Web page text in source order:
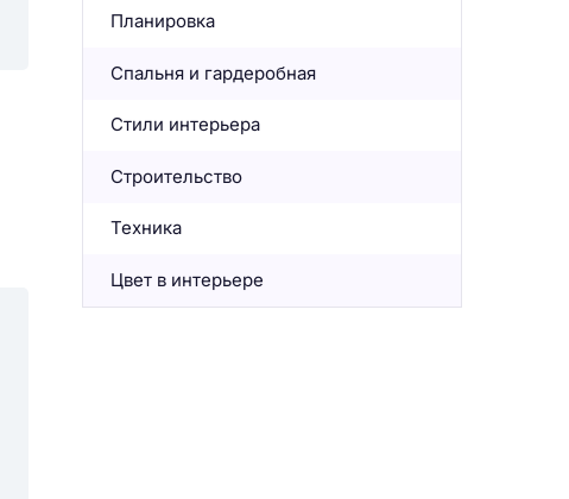
Планировка
Спальня и гардеробная
Стили интерьера
Строительство
Техника
Цвет в интерьере